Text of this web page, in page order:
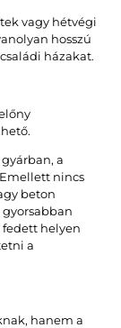
vagy hétvégi
hosszú
házakat.
a
nincs
beton
gyorsabban
fedett helyen
a
hanem a